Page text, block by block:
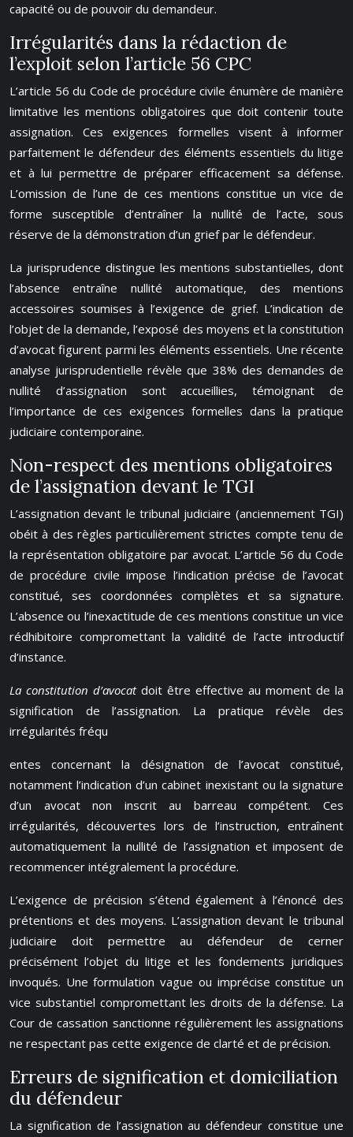
capacité ou de pouvoir du demandeur.
Irrégularités dans la rédaction de
l’exploit selon l’article 56 CPC
L’article 56 du Code de procédure civile énumère de manière
limitative les mentions obligatoires que doit contenir toute
assignation. Ces exigences formelles visent à informer
parfaitement le défendeur des éléments essentiels du litige
et à lui permettre de préparer efficacement sa défense.
L’omission de l’une de ces mentions constitue un vice de
forme susceptible d’entraîner la nullité de l’acte, sous
réserve de la démonstration d’un grief par le défendeur.
La jurisprudence distingue les mentions substantielles, dont
l’absence entraîne nullité automatique, des mentions
accessoires soumises à l’exigence de grief. L’indication de
l’objet de la demande, l’exposé des moyens et la constitution
d’avocat figurent parmi les éléments essentiels. Une récente
analyse jurisprudentielle révèle que 38% des demandes de
nullité d’assignation sont accueillies, témoignant de
l’importance de ces exigences formelles dans la pratique
judiciaire contemporaine.
Non-respect des mentions obligatoires
de l’assignation devant le TGI
L’assignation devant le tribunal judiciaire (anciennement TGI)
obéit à des règles particulièrement strictes compte tenu de
la représentation obligatoire par avocat. L’article 56 du Code
de procédure civile impose l’indication précise de l’avocat
constitué, ses coordonnées complètes et sa signature.
L’absence ou l’inexactitude de ces mentions constitue un vice
rédhibitoire compromettant la validité de l’acte introductif
d’instance.
La constitution d’avocat doit être effective au moment de la
signification de l’assignation. La pratique révèle des
irrégularités fréqu
entes concernant la désignation de l’avocat constitué,
notamment l’indication d’un cabinet inexistant ou la signature
d’un avocat non inscrit au barreau compétent. Ces
irrégularités, découvertes lors de l’instruction, entraînent
automatiquement la nullité de l’assignation et imposent de
recommencer intégralement la procédure.
L’exigence de précision s’étend également à l’énoncé des
prétentions et des moyens. L’assignation devant le tribunal
judiciaire doit permettre au défendeur de cerner
précisément l’objet du litige et les fondements juridiques
invoqués. Une formulation vague ou imprécise constitue un
vice substantiel compromettant les droits de la défense. La
Cour de cassation sanctionne régulièrement les assignations
ne respectant pas cette exigence de clarté et de précision.
Erreurs de signification et domiciliation
du défendeur
La signification de l’assignation au défendeur constitue une